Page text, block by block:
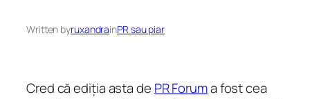
Written byruxandrainPR sau piar
Cred că ediția asta de PR Foruma fost cea